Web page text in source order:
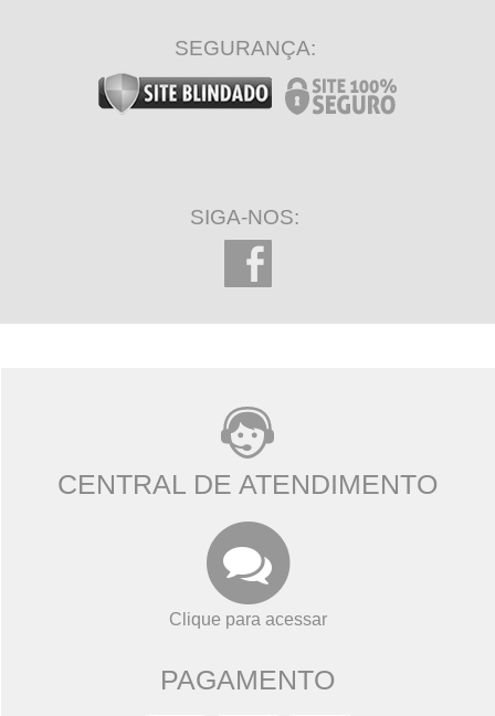
SEGURANÇA:
SIGA-NOS:
CENTRAL DE ATENDIMENTO
Clique para acessar
PAGAMENTO